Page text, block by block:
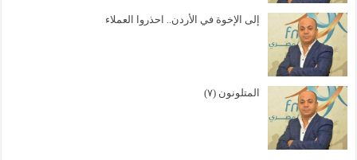
إلى الإخوة في الأردن.. احذروا العملاء
المتلونون (٧)